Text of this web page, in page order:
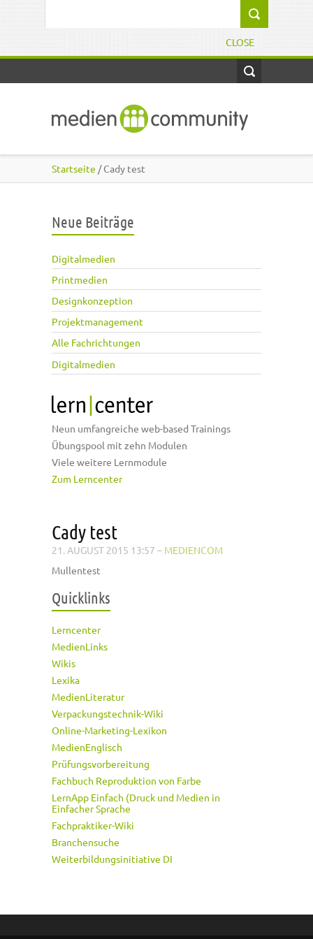
CLOSE
Startseite / Cady test
Neue Beiträge
Digitalmedien
Printmedien
Designkonzeption
Projektmanagement
Alle Fachrichtungen
Digitalmedien
Neun umfangreiche web-based Trainings
Übungspool mit zehn Modulen
Viele weitere Lernmodule
Zum Lerncenter
Cady test
21. AUGUST 2015 13:57 – MEDIENCOM
Mullentest
Quicklinks
Lerncenter
MedienLinks
Wikis
Lexika
MedienLiteratur
Verpackungstechnik-Wiki
Online-Marketing-Lexikon
MedienEnglisch
Prüfungsvorbereitung
Fachbuch Reproduktion von Farbe
LernApp Einfach (Druck und Medien in
Einfacher Sprache
Fachpraktiker-Wiki
Branchensuche
Weiterbildungsinitiative DI